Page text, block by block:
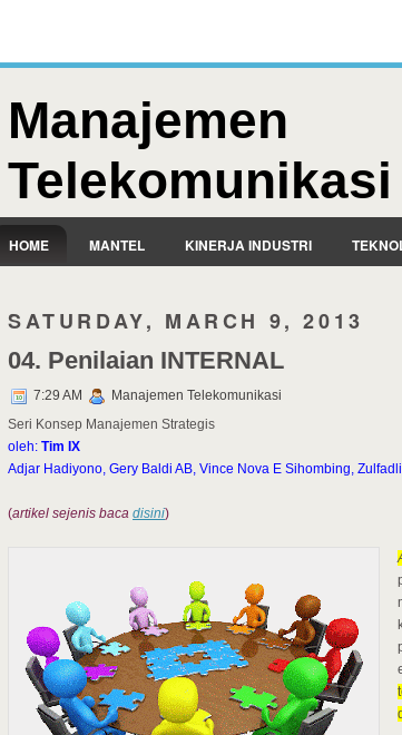
Manajemen
Telekomunikasi
HOME MANTEL KINERJA INDUSTRI
SATURDAY, MARCH 9, 2013
04. Penilaian INTERNAL
7:29 AM
Manajemen Telekomunikasi
Seri Konsep Manajemen Strategis
oleh: Tim IX
Adjar Hadiyono, Gery Baldi AB, Vince Nova E Sihombing, Zulfadli
(artikel sejenis baca disini)